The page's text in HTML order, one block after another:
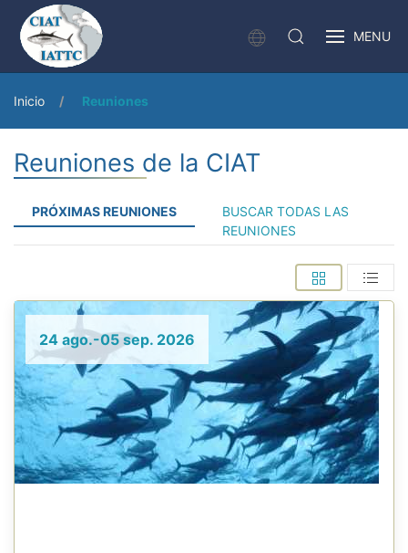
MENU
Inicio Reuniones
Reuniones de la CIAT
PRÓXIMAS REUNIONES
BUSCAR TODAS LAS
REUNIONES
24 ago.-05 sep. 2026